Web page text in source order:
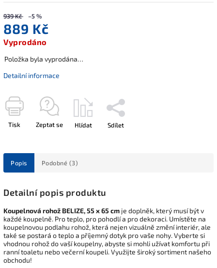
939 Kč –5 %
889 Kč
Vyprodáno
Položka byla vyprodána…
Detailní informace
Tisk Zeptat se Hlídat Sdílet
Popis Podobné (3)
Detailní popis produktu
Koupelnová rohož BELIZE, 55 x 65 cm je doplněk, který musí být v
každé koupelně. Pro teplo, pro pohodlí a pro dekoraci. Umístěte na
koupelnovou podlahu rohož, která nejen vizuálně změní interiér, ale
také se postará o teplo a příjemný dotyk pro vaše nohy. Vyberte si
vhodnou rohož do vaší koupelny, abyste si mohli užívat komfortu při
ranní toaletu nebo večerní koupeli. Využijte široký sortiment našeho
obchodu!